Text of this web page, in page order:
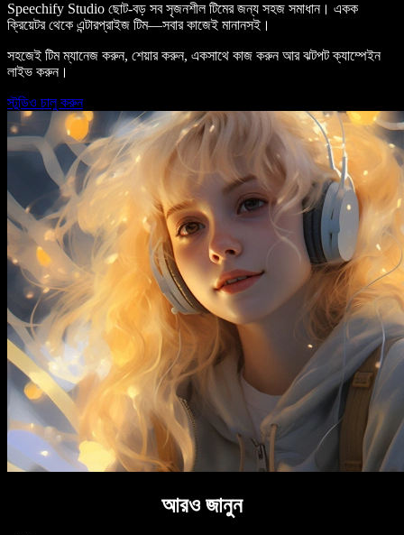
Speechify Studio ছোট-বড় সব সৃজনশীল টিমের জন্য সহজ সমাধান। একক
ক্রিয়েটর থেকে এন্টারপ্রাইজ টিম—সবার কাজেই মানানসই।
সহজেই টিম ম্যানেজ করুন, শেয়ার করুন, একসাথে কাজ করুন আর ঝটপট ক্যাম্পেইন
লাইভ করুন।
স্টুডিও চালু করুন
আরও জানুন